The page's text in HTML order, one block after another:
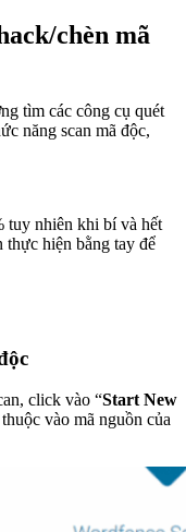
chèn mã
tìm các công cụ quét
năng scan mã độc,
tuy nhiên khi bí và hết
thực hiện bằng tay để
click vào “Start New
vào mã nguồn của